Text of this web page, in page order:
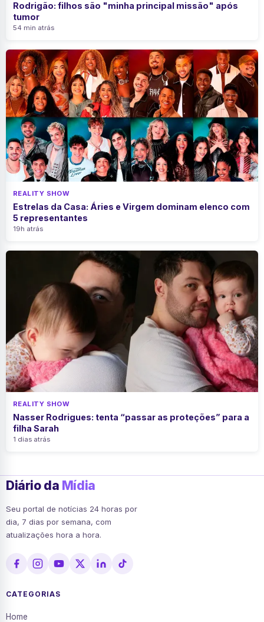
Rodrigão: filhos são "minha principal missão" após
tumor
54 min atrás
REALITY SHOW
Estrelas da Casa: Áries e Virgem dominam elenco com
5 representantes
19h atrás
REALITY SHOW
Nasser Rodrigues: tenta “passar as proteções” para a
filha Sarah
1 dias atrás
Diário da Mídia
Seu portal de notícias 24 horas por
dia, 7 dias por semana, com
atualizações hora a hora.
CATEGORIAS
Home